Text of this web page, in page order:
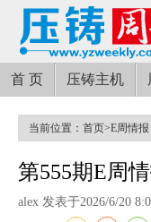
首 页 压铸主机
当前位置： 首页>E周情报
第555期E周
alex 发表于2026/6/20